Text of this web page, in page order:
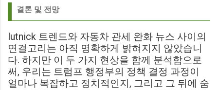
결론 및 전망
lutnick 트렌드와 자동차 관세 완화 뉴스 사이의
연결고리는 아직 명확하게 밝혀지지 않았습니
다. 하지만 이 두 가지 현상을 함께 분석함으로
써, 우리는 트럼프 행정부의 정책 결정 과정이
얼마나 복잡하고 정치적인지, 그리고 그 뒤에 숨